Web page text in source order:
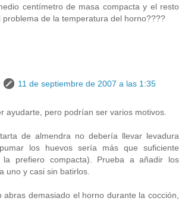
centímetro de masa compacta y el resto
problema de la temperatura del horno????
11 de septiembre de 2007 a las 1:35
ayudarte, pero podrían ser varios motivos.
de almendra no debería llevar levadura
los huevos sería más que suficiente
la prefiero compacta). Prueba a añadir los
uno y casi sin batirlos.
abras demasiado el horno durante la cocción,